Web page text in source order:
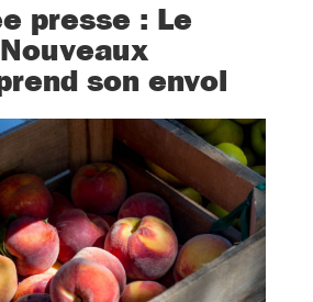
presse : Le
son envol